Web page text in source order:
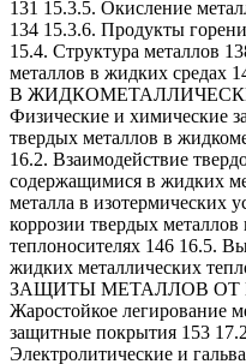
131 15.3.5. Окисление
134 15.3.6. Продукты
15.4. Структура металлов
металлов в жидких
В
Физические и химические
твердых металлов в
16.2. Взаимодействие
содержащимися в жидких
металла в изотермических
коррозии твердых
теплоносителях 146 16.5.
жидких металлических
ЗАЩИТЫ МЕТАЛЛОВ ОТ
Жаростойкое легирование
защитные покрытия 153
Электролитические и